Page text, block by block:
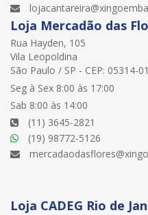
Loja Mercadão das
Rua Hayden, 105
Vila Leopoldina
São Paulo / SP - CEP: 05314-
Seg à Sex 8:00 às 17:00
Sab 8:00 às 14:00
(11) 3645-2821
(19) 98772-5126
Loja CADEG Rio de